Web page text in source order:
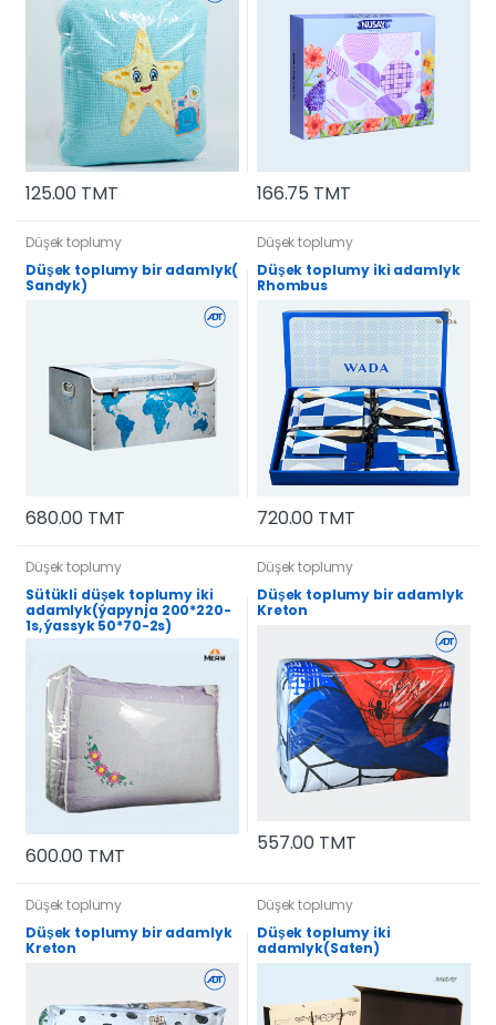
125.00 TMT 166.75 TMT
Düşek toplumy
Düşek toplumy bir adamlyk(
Sandyk)
680.00 TMT
Düşek toplumy
Düşek toplumy iki adamlyk
Rhombus
720.00 TMT
Düşek toplumy
Sütükli düşek toplumy iki
adamlyk(ýapynja 200*220-
1s, ýassyk 50*70-2s)
600.00 TMT
Düşek toplumy
Düşek toplumy bir adamlyk
Kreton
557.00 TMT
Düşek toplumy
Düşek toplumy bir adamlyk
Kreton
Düşek toplumy
Düşek toplumy iki
adamlyk(Saten)